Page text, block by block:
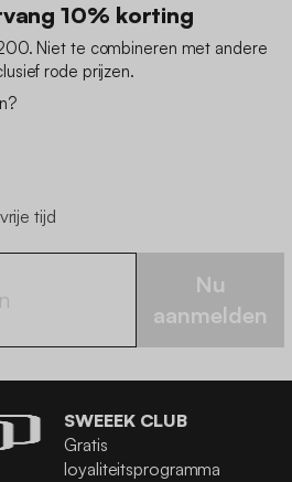
10% korting
Niet te combineren met andere
rode prijzen.
tijd
Nu
aanmelden
SWEEEK CLUB
Gratis
loyaliteitsprogramma